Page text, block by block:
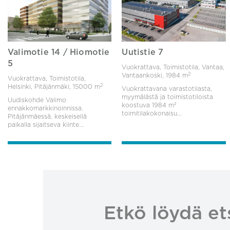
Valimotie 14 / Hiomotie
5
Vuokrattava, Toimistotila,
Helsinki, Pitäjänmäki, 15000 m2
Uudiskohde Valimo
ennakkomarkkinoinnissa.
Pitäjänmäessä, keskeisellä
paikalla sijaitseva kiinte...
Uutistie 7
Vuokrattava, Toimistotila, Vantaa,
Vantaankoski,1984 m2
Vuokrattavana varastotilasta,
myymälästä ja toimistotiloista
koostuva 1984 m²
toimitilakokonaisu...
Etkö löydä